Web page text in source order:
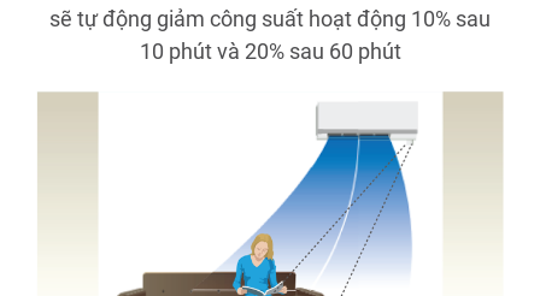
sẽ tự động giảm công suất hoạt động 10% sau
10 phút và 20% sau 60 phút
Điện gia dụng
1800 58 58 33
Thang máy
1800 54 54 85